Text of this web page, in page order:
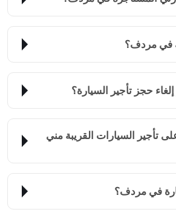
في مردف؟
حجز تأجير السيارة؟
تأجير السيارات القريبة مني
في مردف؟